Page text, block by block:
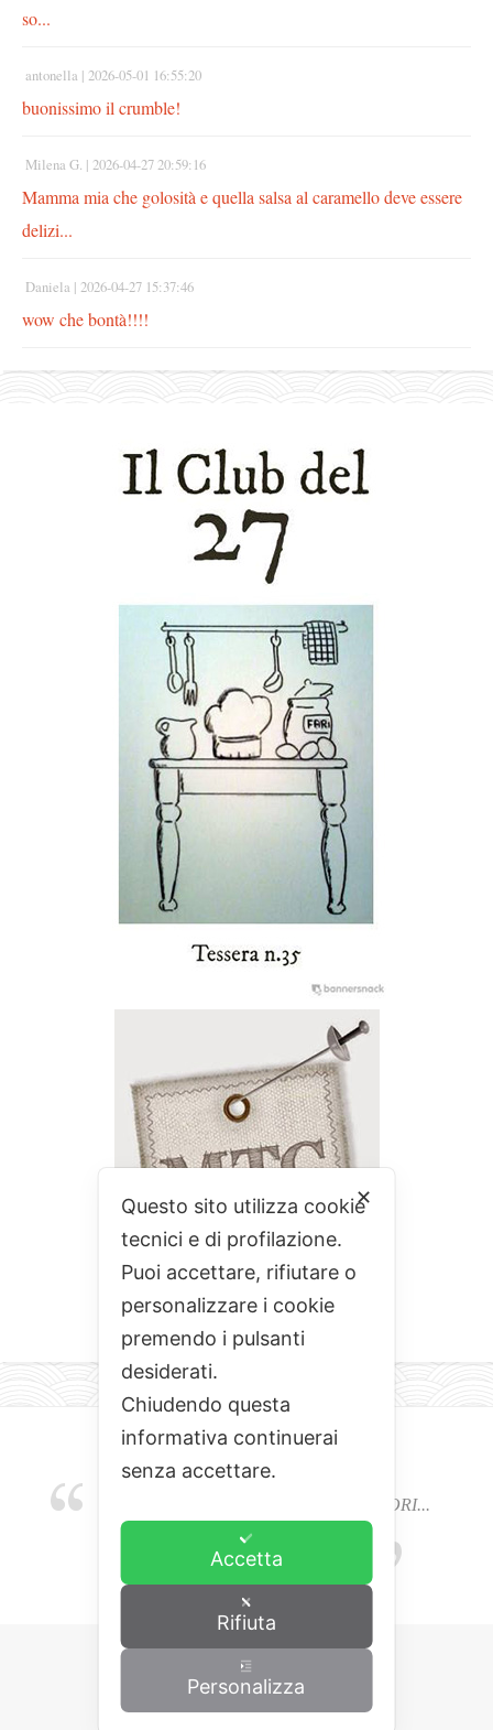
so...
antonella | 2026-05-01 16:55:20
buonissimo il crumble!
Milena G. | 2026-04-27 20:59:16
Mamma mia che golosità e quella salsa al caramello deve essere
delizi...
Daniela | 2026-04-27 15:37:46
wow che bontà!!!!
EMOZIONI, COLORI, ODORI E SAPORI...
L'ALCHIMIA DEL BUON CIBO
Copyrights © 2015 Cominciamo da qua.
✕
Questo sito utilizza cookie
tecnici e di profilazione.
Puoi accettare, rifiutare o
personalizzare i cookie
premendo i pulsanti
desiderati.
Chiudendo questa
informativa continuerai
senza accettare.
Accetta
Rifiuta
Personalizza